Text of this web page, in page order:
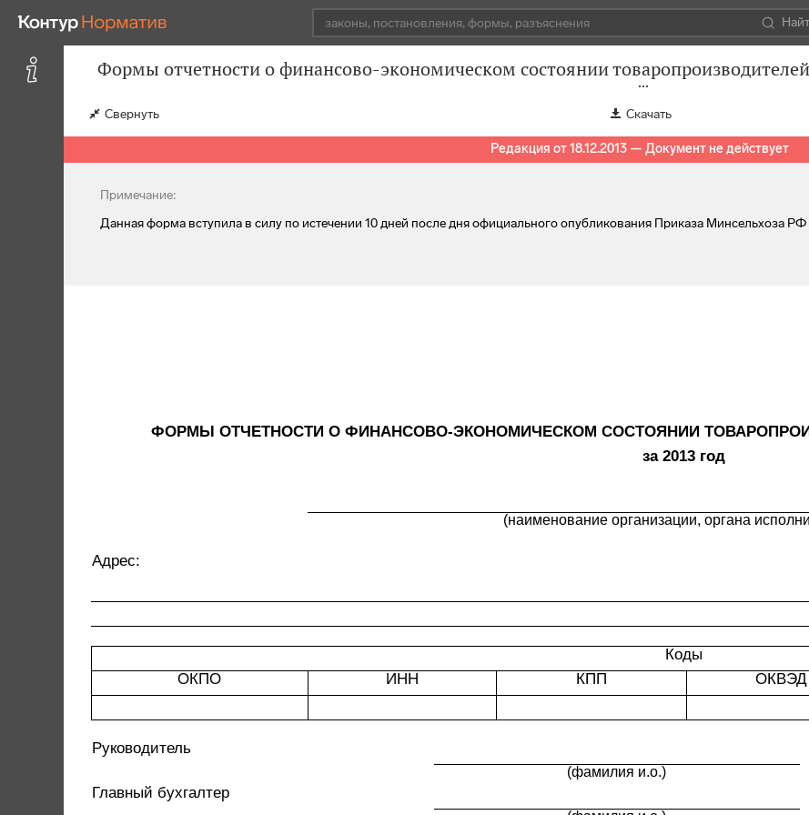
Формы отчетности о финансово-экономическом состоянии
Свернуть Скачать
Редакция от 18.12.2013 — Документ не действует
Примечание:
Данная форма вступила в силу по истечении 10 дней после дня официального опубликования Приказа Минсельхоза РФ
ФОРМЫ ОТЧЕТНОСТИ О ФИНАНСОВО-ЭКОНОМИЧЕСКОМ СОСТОЯНИИ
за 2013 год
(наименование организации, органа
Адрес:
Коды
ОКПО
ИНН КПП ОКВЭД
Руководитель
(фамилия и.о.)
Главный бухгалтер